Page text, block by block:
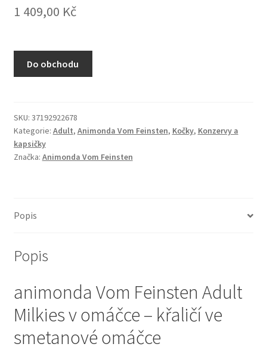
N&D Farmina pro kočky — Italské holistic krmivo
Pamlsky pro kočky
Royal Canin pro kočky
Boudy a výběhy
Bozita pro psy — Švédské krmivo s nordickou kvalitou
1 409,00 Kč
Do obchodu
SKU: 37192922678
Kategorie: Adult, Animonda Vom Feinsten, Kočky, Konzervy a
kapsičky
Značka: Animonda Vom Feinsten
Popis
Popis
animonda Vom Feinsten Adult
Milkies v omáčce – křaličí ve
smetanové omáčce